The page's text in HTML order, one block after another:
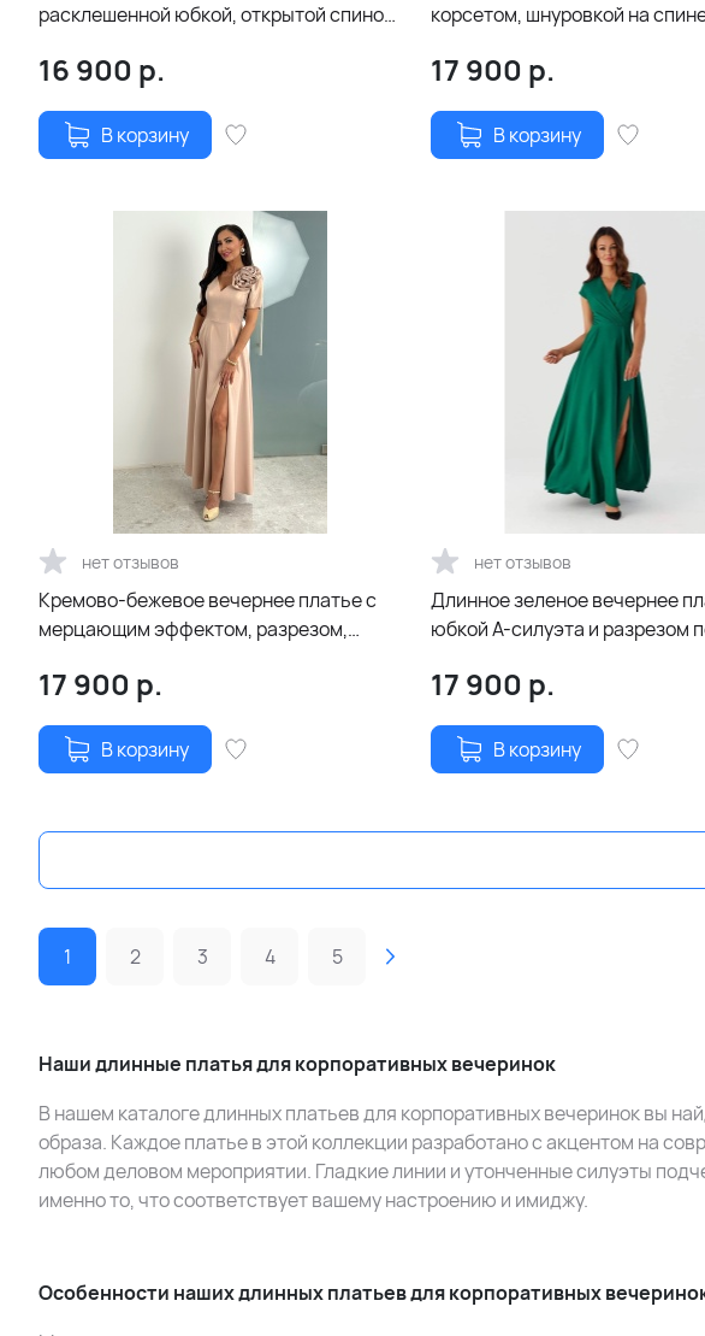
расклешенной юбкой, открытой спиной
16 900 р.
В корзину
корсетом, шнуровкой на
17 900 р.
В корзину
нет отзывов
Кремово-бежевое вечернее платье с
мерцающим эффектом, разрезом,
17 900 р.
В корзину
нет отзывов
Длинное зеленое вечернее
юбкой А-силуэта и разрезом
17 900 р.
В корзину
1 2 3 4 5
Наши длинные платья для корпоративных вечеринок
В нашем каталоге длинных платьев для корпоративных вечеринок вы
образа. Каждое платье в этой коллекции разработано с акцентом на
любом деловом мероприятии. Гладкие линии и утонченные силуэты
именно то, что соответствует вашему настроению и имиджу.
Особенности наших длинных платьев для корпоративных